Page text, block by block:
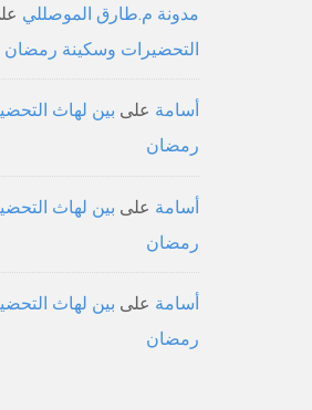
مدونة م.طارق الموصللي
التحضيرات وسكينة رمضان
أسامة على بين لهاث
رمضان
أسامة على بين لهاث
رمضان
أسامة على بين لهاث
رمضان